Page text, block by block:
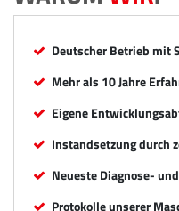
Deutscher Betrieb mit
Mehr als 10 Jahre
Eigene
Instandsetzung durch
Neueste Diagnose-
Protokolle unserer